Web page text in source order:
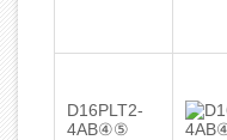
D16PLT2-
4AB④⑤